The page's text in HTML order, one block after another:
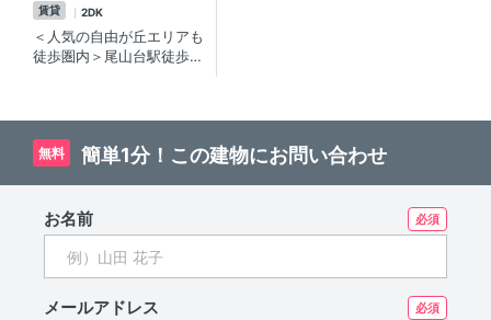
賃貸 2DK
＜人気の自由が丘エリアも
徒歩圏内＞尾山台駅徒歩4
無料 簡単1分！この建物にお問い合わせ
お名前
メールアドレス